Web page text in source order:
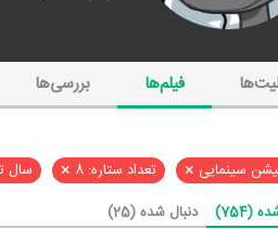
فیلم‌ها بررسی‌ها
سینمایی × تعداد ستاره: 8 × سال
(754) دنبال شده (25)